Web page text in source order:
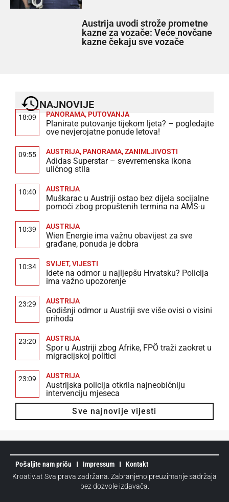
Austrija uvodi strože prometne
kazne za vozače: Veće novčane
kazne čekaju sve vozače
NAJNOVIJE
18:09 PANORAMA, PUTOVANJA
Planirate putovanje tijekom ljeta? – pogledajte
ove nevjerojatne ponude letova!
09:55 AUSTRIJA, PANORAMA,ZANIMLJIVOSTI
Adidas Superstar – svevremenska ikona
uličnog stila
10:40 AUSTRIJA
Muškarac u Austriji ostao bez dijela socijalne
pomoći zbog propuštenih termina na AMS-u
10:39 AUSTRIJA
Wien Energie ima važnu obavijest za sve
građane, ponuda je dobra
10:34 SVIJET,VIJESTI
Idete na odmor u najljepšu Hrvatsku? Policija
ima važno upozorenje
23:29 AUSTRIJA
Godišnji odmor u Austriji sve više ovisi o visini
prihoda
23:20 AUSTRIJA
Spor u Austriji zbog Afrike, FPÖ traži zaokret u
migracijskoj politici
23:09 AUSTRIJA
Austrijska policija otkrila najneobičniju
intervenciju mjeseca
Sve najnovije vijesti
Pošaljite nam priču Impressum
Kontakt
Kroativ.at Sva prava zadržana. Zabranjeno preuzimanje sadržaja
bez dozvole izdavača.